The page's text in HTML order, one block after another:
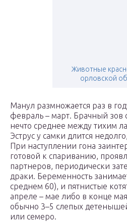
Животные
орловской
Манул размножается раз в
февраль – март. Брачный зов
нечто среднее между тихим
Эструс у самки длится
При наступлении гона
готовой к спариванию,
партнеров, периодически
драки. Беременность
среднем 60), и пятнистые
апреле – мае либо в конце
обычно 3–5 слепых
или семеро.